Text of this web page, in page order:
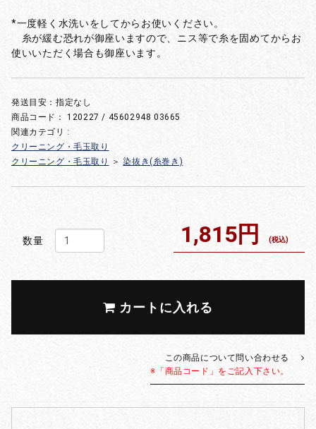
*一度軽く水洗いをしてからお使いください。
糸が緩む恐れが御座いますので、ニス等で糸を固めてからお
使いいただく場合も御座います。
発送目安：指定なし
商品コード：120227 / 45602948 03665
関連カテゴリ :
クリーニング・毛玉取り
クリーニング・毛玉取り
＞ 染抜き(糸巻き)
数量 1,815円 (税込)
カートに入れる
この商品について問い合わせる
※「商品コード」をご記入下さい。